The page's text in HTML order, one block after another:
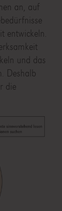
an, auf
entwickeln.
und das
Deshalb
die